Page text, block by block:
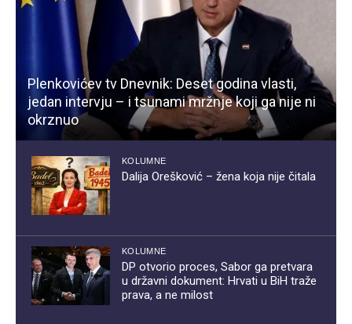
Plenkovićev tv Dnevnik: Deset godina vlasti,
jedan intervju – i tsunami mržnje koji ga nije ni
okrznuo
KOLUMNE
Dalija Orešković – žena koja nije čitala
KOLUMNE
DP otvorio proces, Sabor ga pretvara
u državni dokument: Hrvati u BiH traže
prava, a ne milost